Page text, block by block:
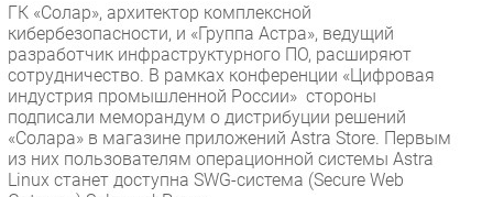
Новости
Аналитика
Интервью
Мероприятия
Проекты
IT класс
ГК «Солар», архитектор комплексной
кибербезопасности, и «Группа Астра», ведущий
разработчик инфраструктурного ПО, расширяют
сотрудничество. В рамках конференции «Цифровая
индустрия промышленной России» стороны
подписали меморандум о дистрибуции решений
«Солара» в магазине приложений Astra Store. Первым
из них пользователям операционной системы Astra
Linux станет доступна SWG-система (Secure Web